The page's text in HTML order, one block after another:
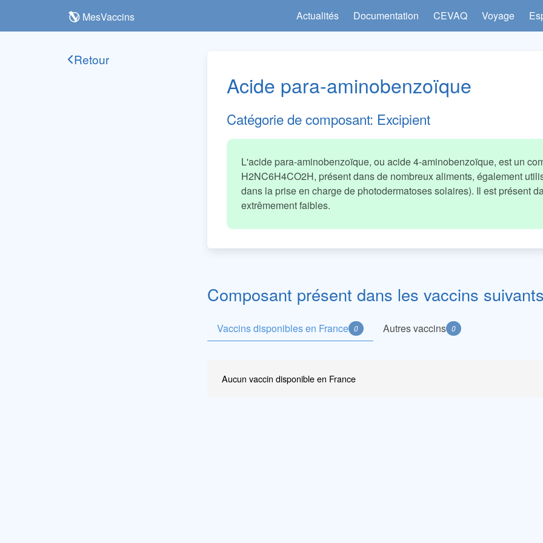
MesVaccins Actualités Documentation CEVAQ Voyage
Retour
Acide para-aminobenzoïque
Catégorie de composant: Excipient
L'acide para-aminobenzoïque, ou acide 4-aminobenzoïque, est un
H2NC6H4CO2H, présent dans de nombreux aliments, également
dans la prise en charge de photodermatoses solaires). Il est présent
extrêmement faibles.
Composant présent dans les vaccins
Vaccins disponibles en France 0 Autres vaccins 0
Aucun vaccin disponible en France